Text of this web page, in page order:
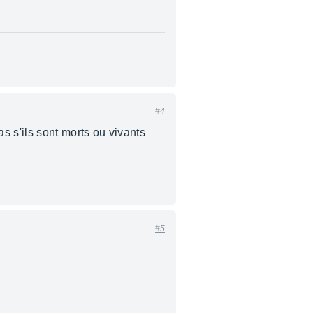
#4
s'ils sont morts ou vivants
#5